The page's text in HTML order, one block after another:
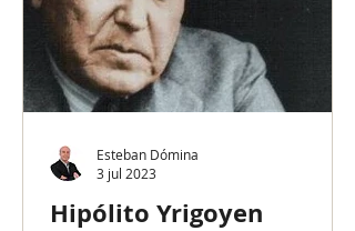
Hipólito Yrigoyen
Esteban Dómina
3 jul 2023